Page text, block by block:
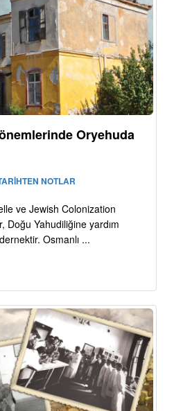
Oryehuda
NOTLAR
ve Jewish Colonization
Doğu Yahudiliğine yardım
Osmanlı ...